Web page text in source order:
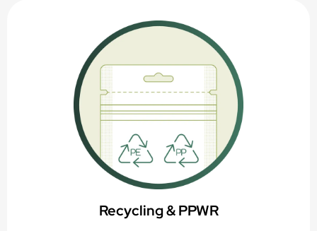
Recycling & PPWR